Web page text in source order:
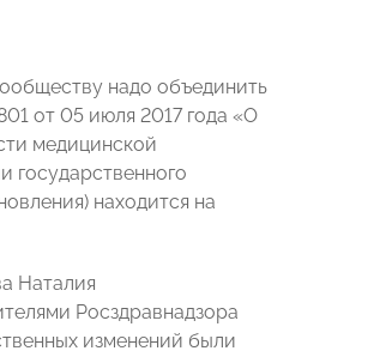
надо объединить
от 05 июля 2017 года «О
медицинской
государственного
находится на
Наталия
Росздравнадзора
изменений были